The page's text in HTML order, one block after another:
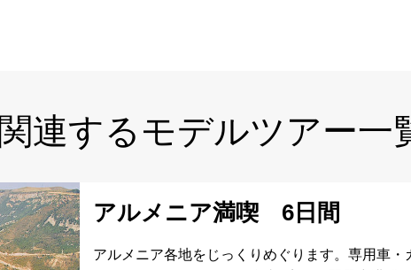
関連するモデルツアー一
アルメニア満喫 6日間
アルメニア各地をじっくりめぐります。専用車